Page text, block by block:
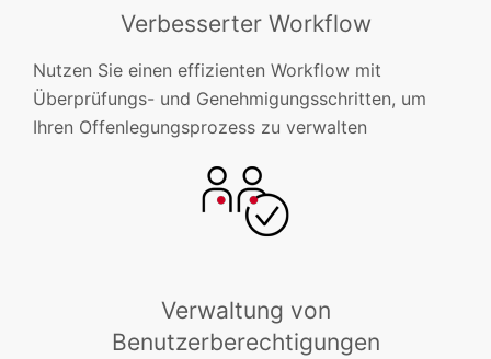
Verbesserter Workflow
Nutzen Sie einen effizienten Workflow mit
Überprüfungs- und Genehmigungsschritten, um
Ihren Offenlegungsprozess zu verwalten
Verwaltung von
Benutzerberechtigungen